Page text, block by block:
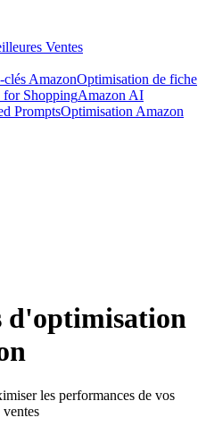
Ventes
AmazonOptimisation de fiche
ShoppingAmazon AI
PromptsOptimisation Amazon
d'optimisation
les performances de vos